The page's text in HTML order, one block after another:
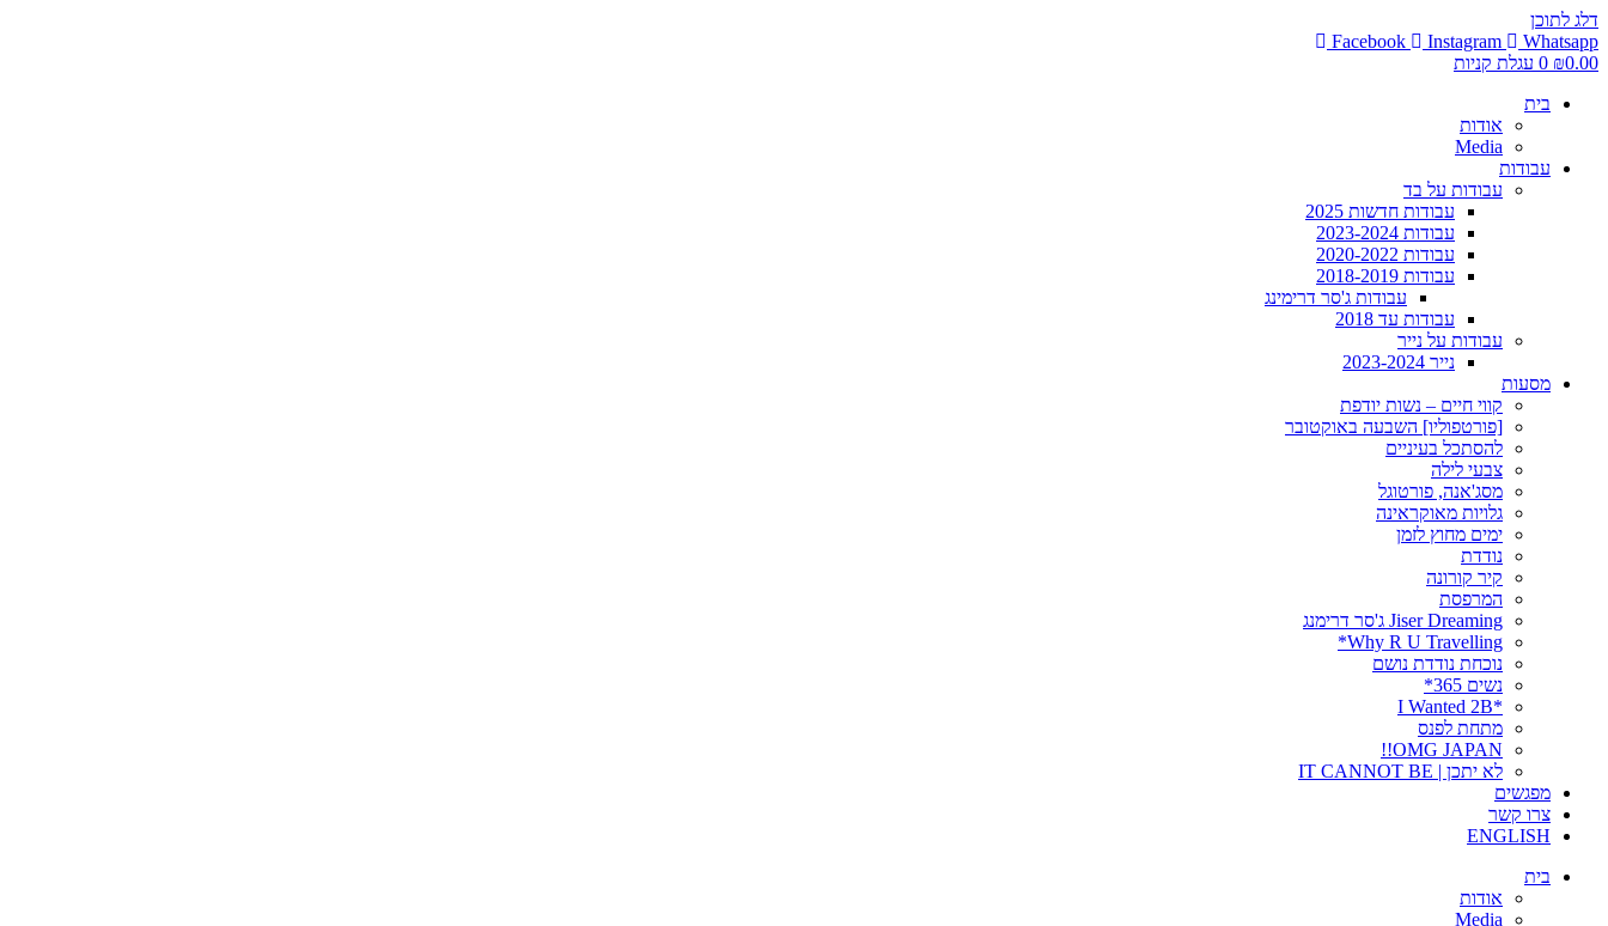
דלג לתוכן
Facebook
Instagram
Whatsapp
₪0.00
0 עגלת קניות
בית
אודות
Media
עבודות
עבודות על בד
עבודות חדשות 2025
עבודות 2023-2024
עבודות 2020-2022
עבודות 2018-2019
עבודות ג'סר דרימינג
עבודות עד 2018
עבודות על נייר
נייר 2023-2024
מסעות
קווי חיים – נשות יודפת
[פורטפוליו] השבעה באוקטובר
להסתכל בעיניים
צבעי לילה
מסג'אנה, פורטוגל
גלויות מאוקראינה
ימים מחוץ לזמן
נודדת
קיר קורונה
המרפסת
Jiser Dreaming ג'סר דרימנג
Why R U Travelling*
נוכחת נודדת נושם
נשים 365*
*I Wanted 2B
מתחת לפנס
OMG JAPAN!!
לא יתכן | IT CANNOT BE
מפגשים
צרו קשר
ENGLISH
בית
אודות
Media